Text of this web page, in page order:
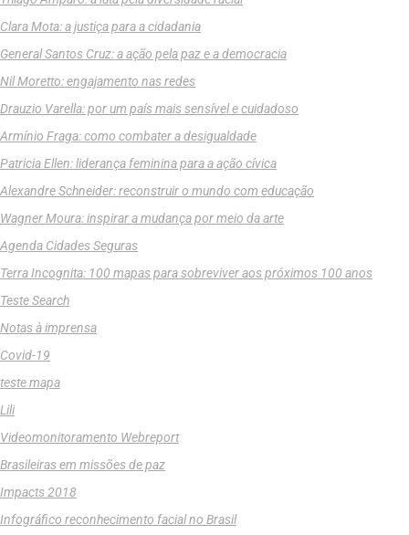
Clara Mota: a justiça para a cidadania
General Santos Cruz: a ação pela paz e a democracia
Nil Moretto: engajamento nas redes
Drauzio Varella: por um país mais sensível e cuidadoso
Armínio Fraga: como combater a desigualdade
Patricia Ellen: liderança feminina para a ação cívica
Alexandre Schneider: reconstruir o mundo com educação
Wagner Moura: inspirar a mudança por meio da arte
Agenda Cidades Seguras
Terra Incognita: 100 mapas para sobreviver aos próximos 100 anos
Teste Search
Notas à imprensa
Covid-19
teste mapa
Lili
Videomonitoramento Webreport
Brasileiras em missões de paz
Impacts 2018
Infográfico reconhecimento facial no Brasil